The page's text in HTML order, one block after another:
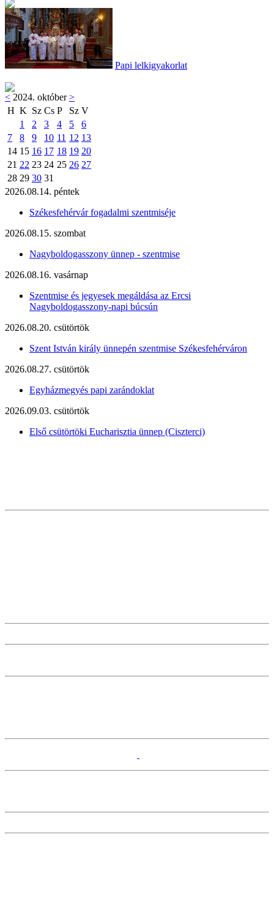
Papi lelkigyakorlat
< 2024. október>
H K Sz Cs P Sz V
1
2 3 4 5
6
7
8 9 10 11 12 13
14 15 16 17 18 19 20
21 22 23 24 25 26 27
28 29 30 31
2026.08.14. péntek
Székesfehérvár fogadalmi szentmiséje
2026.08.15. szombat
Nagyboldogasszony ünnep - szentmise
2026.08.16. vasárnap
Szentmise és jegyesek megáldása az Ercsi
Nagyboldogasszony-napi búcsún
2026.08.20. csütörtök
Szent István király ünnepén szentmise Székesfehérváron
2026.08.27. csütörtök
Egyházmegyés papi zarándoklat
2026.09.03. csütörtök
Első csütörtöki Eucharisztia ünnep (Ciszterci)